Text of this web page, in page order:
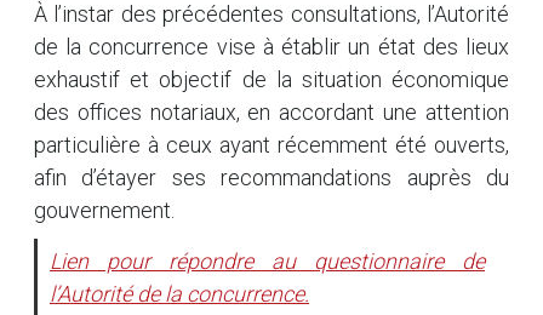
À l’instar des précédentes consultations, l’Autorité
de la concurrence vise à établir un état des lieux
exhaustif et objectif de la situation économique
des offices notariaux, en accordant une attention
particulière à ceux ayant récemment été ouverts,
afin d’étayer ses recommandations auprès du
gouvernement.
Lien pour répondre au questionnaire de
l’Autorité de la concurrence.